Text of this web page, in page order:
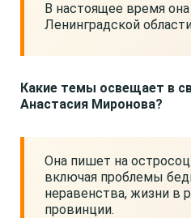
В настоящее время
Ленинградской
Какие темы освещает в
Анастасия Миронова?
Она пишет на
включая проблемы
неравенства, жизни в
провинции.